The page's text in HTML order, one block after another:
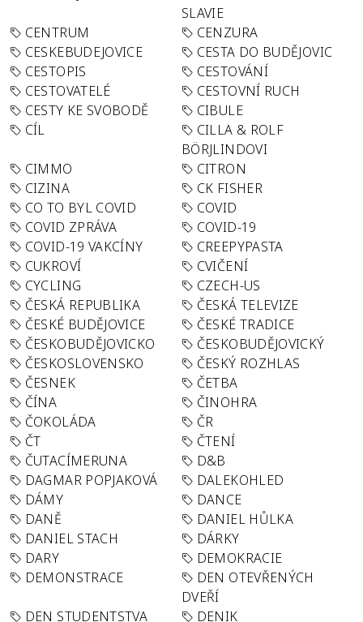
SLAVIE
CENTRUM
CENZURA
CESKEBUDEJOVICE
CESTA DO BUDĚJOVIC
CESTOPIS
CESTOVÁNÍ
CESTOVATELÉ
CESTOVNÍ RUCH
CESTY KE SVOBODĚ
CIBULE
CÍL
CILLA & ROLF
BÖRJLINDOVI
CIMMO
CITRON
CIZINA
CK FISHER
CO TO BYL COVID
COVID
COVID ZPRÁVA
COVID-19
COVID-19 VAKCÍNY
CREEPYPASTA
CUKROVÍ
CVIČENÍ
CYCLING
CZECH-US
ČESKÁ REPUBLIKA
ČESKÁ TELEVIZE
ČESKÉ BUDĚJOVICE
ČESKÉ TRADICE
ČESKOBUDĚJOVICKO
ČESKOBUDĚJOVICKÝ
ČESKOSLOVENSKO
ČESKÝ ROZHLAS
ČESNEK
ČETBA
ČÍNA
ČINOHRA
ČOKOLÁDA
ČR
ČT
ČTENÍ
ČUTACÍMERUNA
D&B
DAGMAR POPJAKOVÁ
DALEKOHLED
DÁMY
DANCE
DANĚ
DANIEL HŮLKA
DANIEL STACH
DÁRKY
DARY
DEMOKRACIE
DEMONSTRACE
DEN OTEVŘENÝCH
DVEŘÍ
DEN STUDENTSTVA
DENIK